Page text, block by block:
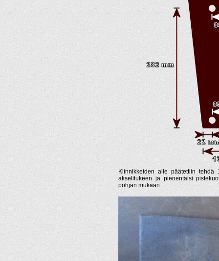
Kiinnikkeiden alle päätettiin
akselitukeen ja pienentäisi
pohjan mukaan.